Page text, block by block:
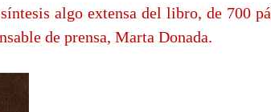
algo extensa del libro, de 700
de prensa, Marta Donada.